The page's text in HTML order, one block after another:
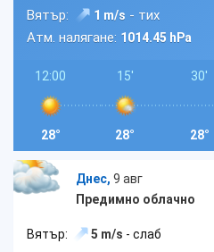
Вятър: 1 m/s - тих
Атм. налягане: 1014.45 hPa
12:00
28°
15'
28°
30'
28°
Днес, 9 авг
Предимно облачно
Вятър: 5 m/s - слаб